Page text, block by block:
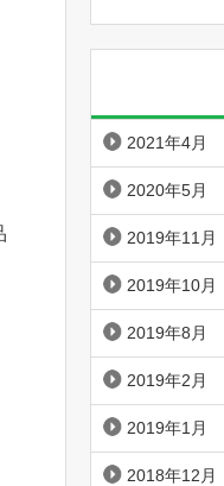
2021年4月
2020年5月
2019年11月
2019年10月
2019年8月
2019年2月
2019年1月
2018年12月